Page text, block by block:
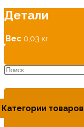
Детали
Вес 0,03 кг
Категории товаров